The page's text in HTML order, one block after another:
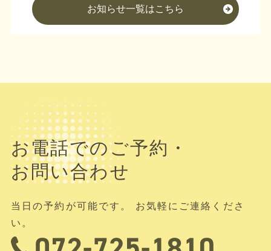
お知らせ一覧はこちら
お電話でのご予約・
お問い合わせ
当日の予約が可能です。 お気軽にご連絡くださ
い。